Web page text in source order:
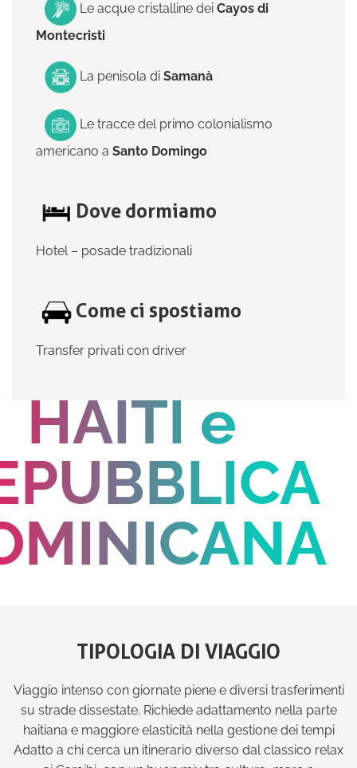
Le acque cristalline dei Cayos di
Montecristi
La penisola di Samanà
Le tracce del primo colonialismo
americano a Santo Domingo
Dove dormiamo
Hotel – posade tradizionali
Come ci spostiamo
Transfer privati con driver
HAITI e
TIPOLOGIA DI VIAGGIO
Viaggio intenso con giornate piene e diversi trasferimenti
su strade dissestate. Richiede adattamento nella parte
haitiana e maggiore elasticità nella gestione dei tempi
Adatto a chi cerca un itinerario diverso dal classico relax